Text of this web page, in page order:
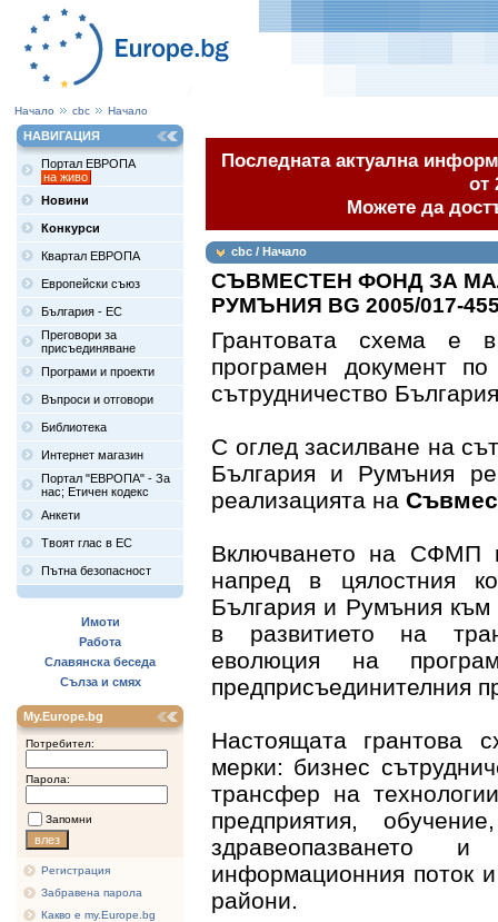
Начало cbc Начало
НАВИГАЦИЯ
Портал ЕВРОПА
на живо
Новини
Конкурси
Квартал ЕВРОПА
Европейски съюз
България - ЕС
Преговори за
присъединяване
Програми и проекти
Въпроси и отговори
Библиотека
Интернет магазин
Портал "ЕВРОПА" - За
нас; Етичен кодекс
Анкети
Твоят глас в ЕС
Пътна безопасност
Имоти
Работа
Славянска беседа
Сълза и смях
My.Europe.bg
Потребител:
Парола:
Запомни
Регистрация
Забравена парола
Какво е my.Europe.bg
Последната актуална
от
Можете да
cbc / Начало
СЪВМЕСТЕН ФОНД ЗА
РУМЪНИЯ BG 2005/017-
Грантовата схема е
програмен документ
сътрудничество
С оглед засилване на
България и Румъния
реализацията на
Включването на СФМП
напред в цялостния
България и Румъния
в развитието на
еволюция на
предприсъединителния
Настоящата грантова
мерки: бизнес
трансфер на
предприятия,
здравеопазването
информационния поток
райони.